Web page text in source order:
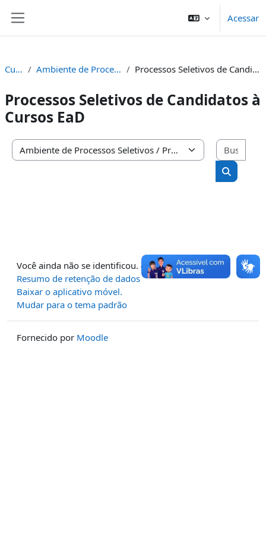
Acessar
Cursos Ambiente de Processos Seletivos Processos Seletivos de Candidatos à Cursos EaD
Processos Seletivos de Candidatos à
Cursos EaD
Categorias de Cursos
Buscar
Você ainda não se identificou. ( Acessar )
Resumo de retenção de dados
Baixar o aplicativo móvel.
Mudar para o tema padrão
Fornecido por Moodle